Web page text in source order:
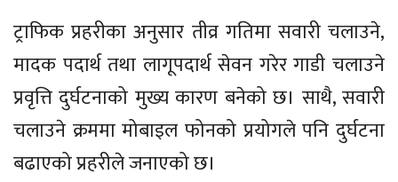
ट्राफिक प्रहरीका अनुसार तीव्र गतिमा सवारी चलाउने,
मादक पदार्थ तथा लागूपदार्थ सेवन गरेर गाडी चलाउने
प्रवृत्ति दुर्घटनाको मुख्य कारण बनेको छ। साथै, सवारी
चलाउने क्रममा मोबाइल फोनको प्रयोगले पनि दुर्घटना
बढाएको प्रहरीले जनाएको छ।